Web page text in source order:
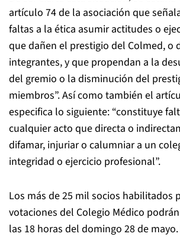
artículo 74 de la asociación que
faltas a la ética asumir actitudes o
que dañen el prestigio del Colmed, o
integrantes, y que propendan a la
del gremio o la disminución del
miembros”. Así como también el
especifica lo siguiente: “constituye
cualquier acto que directa o
difamar, injuriar o calumniar a un
integridad o ejercicio profesional”.
Los más de 25 mil socios habilitados
votaciones del Colegio Médico
las 18 horas del domingo 28 de mayo.